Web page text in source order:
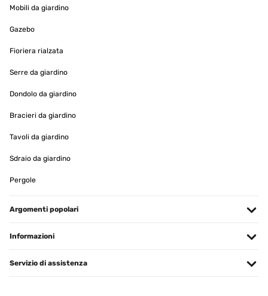
Mobili da giardino
Gazebo
Fioriera rialzata
Serre da giardino
Dondolo da giardino
Bracieri da giardino
Tavoli da giardino
Sdraio da giardino
Pergole
Argomenti popolari
Informazioni
Servizio di assistenza